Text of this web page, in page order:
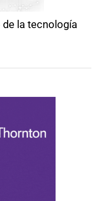
de la tecnología